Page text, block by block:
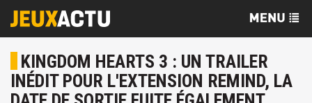
KINGDOM HEARTS 3 : UN TRAILER
INÉDIT POUR L'EXTENSION REMIND, LA